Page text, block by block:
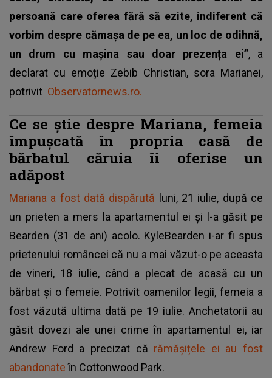
persoană care oferea fără să ezite, indiferent că
vorbim despre cămașa de pe ea, un loc de odihnă,
un drum cu mașina sau doar prezența ei”, a
declarat cu emoție Zebib Christian, sora Marianei,
potrivit Observatornews.ro.
Ce se știe despre Mariana, femeia
împuşcată în propria casă de
bărbatul căruia îi oferise un
adăpost
Mariana a fost dată dispărută luni, 21 iulie, după ce
un prieten a mers la apartamentul ei și l-a găsit pe
Bearden (31 de ani) acolo. KyleBearden i-ar fi spus
prietenului româncei că nu a mai văzut-o pe aceasta
de vineri, 18 iulie, când a plecat de acasă cu un
bărbat și o femeie. Potrivit oamenilor legii, femeia a
fost văzută ultima dată pe 19 iulie. Anchetatorii au
găsit dovezi ale unei crime în apartamentul ei, iar
Andrew Ford a precizat că rămășițele ei au fost
abandonateîn Cottonwood Park.